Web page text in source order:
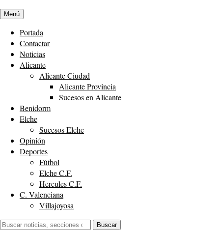
Menú
Portada
Contactar
Noticias
Alicante
Alicante Ciudad
Alicante Provincia
Sucesos en Alicante
Benidorm
Elche
Sucesos Elche
Opinión
Deportes
Fútbol
Elche C.F.
Hercules C.F.
C. Valenciana
Villajoyosa
Buscar:
Buscar